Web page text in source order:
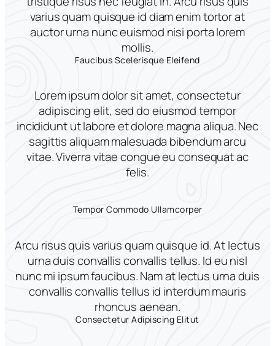
varius quam quisque id diam enim tortor at
auctor urna nunc euismod nisi porta lorem
mollis.
Faucibus Scelerisque Eleifend
Lorem ipsum dolor sit amet, consectetur
adipiscing elit, sed do eiusmod tempor
incididunt ut labore et dolore magna aliqua. Nec
sagittis aliquam malesuada bibendum arcu
vitae. Viverra vitae congue eu consequat ac
felis.
Tempor Commodo Ullamcorper
Arcu risus quis varius quam quisque id. At lectus
urna duis convallis convallis tellus. Id eu nisl
nunc mi ipsum faucibus. Nam at lectus urna duis
convallis convallis tellus id interdum mauris
rhoncus aenean.
Consectetur Adipiscing Elitut